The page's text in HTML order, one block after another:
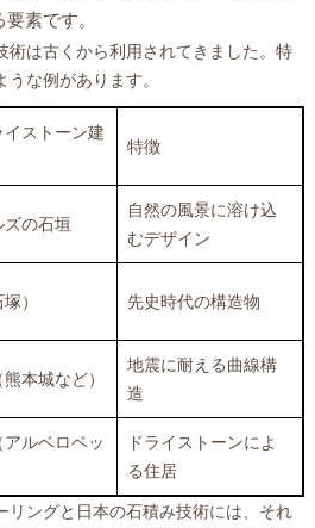
素です。
術は古くから利用されてきました。特
な例があります。
ストーン建
特徴
ズの石垣
自然の風景に溶け込
むデザイン
） 先史時代の構造物
本城など）
地震に耐える曲線構
造
アルベロベッ
ドライストーンによ
る住居
リングと日本の石積み技術には、それ